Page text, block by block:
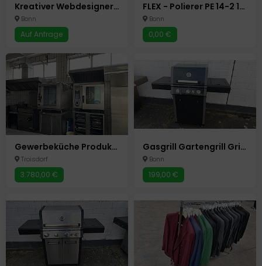
Kreativer Webdesigner Wordpress Baukasten Shop System Home-Office
Bonn
Auf Anfrage
FLEX - Polierer PE 14-2 150 Maschine PKW Auto Autoaufbereitung
Bonn
0,00 €
Gewerbeküche Produktionsküche Bäckerei Backstube Cateringküche Küche Mietküche Kühlhaus Ladenlokal
Troisdorf
3.780,00 €
Gasgrill Gartengrill Grillwagen Grillstation Gasherd / 4 Brenner
Bonn
199,00 €